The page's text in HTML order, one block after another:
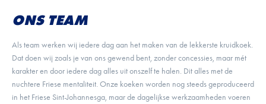
ONS TEAM
Als team werken wij iedere dag aan het maken van de lekkerste kruidkoek.
Dat doen wij zoals je van ons gewend bent, zonder concessies, maar mét
karakter en door iedere dag alles uit onszelf te halen. Dit alles met de
nuchtere Friese mentaliteit. Onze koeken worden nog steeds geproduceerd
in het Friese Sint-Johannesga, maar de dagelijkse werkzaamheden voeren